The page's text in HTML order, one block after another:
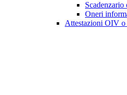
Oneri
Attestazioni OIV o